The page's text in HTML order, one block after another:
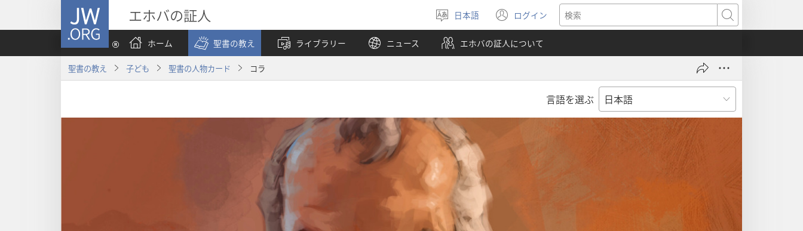
JW.ORG エホバの証人
言
語
を
選
日本語 ログイン
（新
し
い
タ
で
検
索
ホーム
聖書の教え ライブラリー ニュース エホバの証人について
聖書の教え 子ども 聖書の人物カード コラ
言語を選ぶ